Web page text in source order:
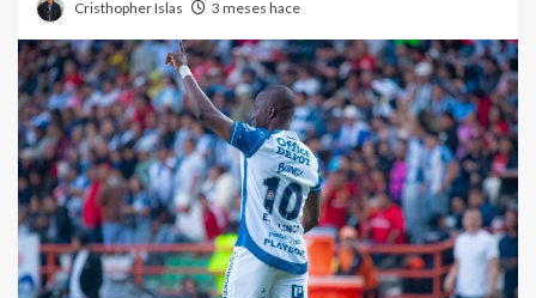
Cristhopher Islas 3 meses hace